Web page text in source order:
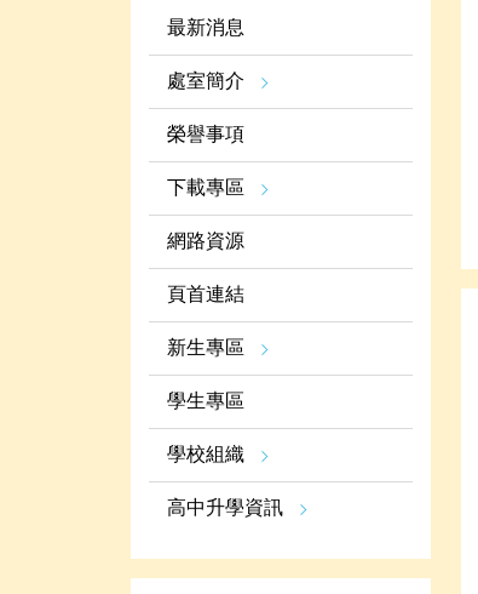
最新消息
處室簡介
榮譽事項
下載專區
網路資源
頁首連結
新生專區
學生專區
學校組織
高中升學資訊